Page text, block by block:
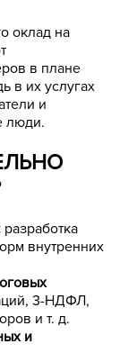
оклад на
в плане
в их услугах
и
люди.
разработка
внутренних
3-НДФЛ,
и т. д.
и